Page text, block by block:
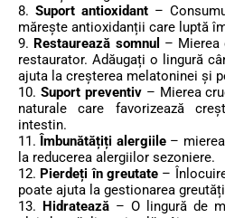
8. Suport antioxidant–
mărește antioxidanții care luptă
9. Restaurează somnul – Mierea
restaurator. Adăugați o lingură
ajuta la creșterea melatoninei și
10. Suport preventiv– Mierea
naturale care favorizează
intestin.
11. Îmbunătățiți alergiile– mierea
la reducerea alergiilor sezoniere.
12. Pierdeți îngreutate–
poate ajuta la gestionarea
13. Hidratează – O lingură de